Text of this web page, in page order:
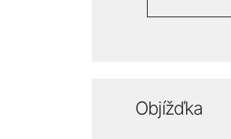
Objížďka